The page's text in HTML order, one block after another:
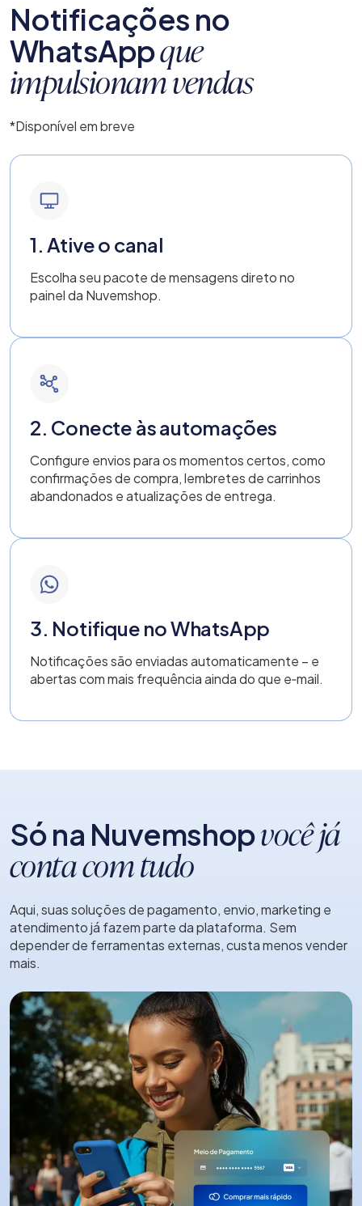
Notificações no
WhatsAppque
impulsionam vendas
*Disponível em breve
1. Ative o canal
Escolha seu pacote de mensagens direto no
painel da Nuvemshop.
2. Conecte às automações
Configure envios para os momentos certos, como
confirmações de compra, lembretes de carrinhos
abandonados e atualizações de entrega.
3. Notifique no WhatsApp
Notificações são enviadas automaticamente – e
abertas com mais frequência ainda do que e‑mail.
Só na Nuvemshopvocê já
conta com tudo
Aqui, suas soluções de pagamento, envio, marketing e
atendimento já fazem parte da plataforma. Sem
depender de ferramentas externas, custa menos vender
mais.